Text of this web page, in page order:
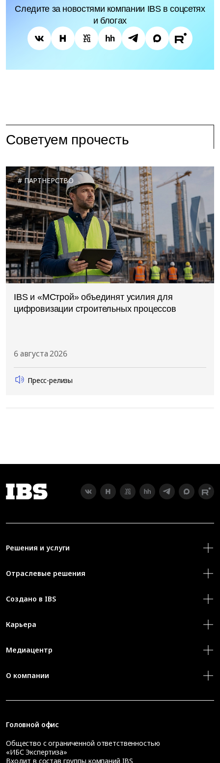
Следите за новостями компании IBS в соцсетях
и блогах
Советуем прочесть
ПАРТНЕРСТВО
IBS и «МСтрой» объединят усилия для
цифровизации строительных процессов
6 августа 2026
Пресс-релизы
Решения и услуги
Отраслевые решения
Создано в IBS
Карьера
Медиацентр
О компании
Головной офис
Общество с ограниченной ответственностью
«ИБС Экспертиза»
Входит в состав группы компаний IBS